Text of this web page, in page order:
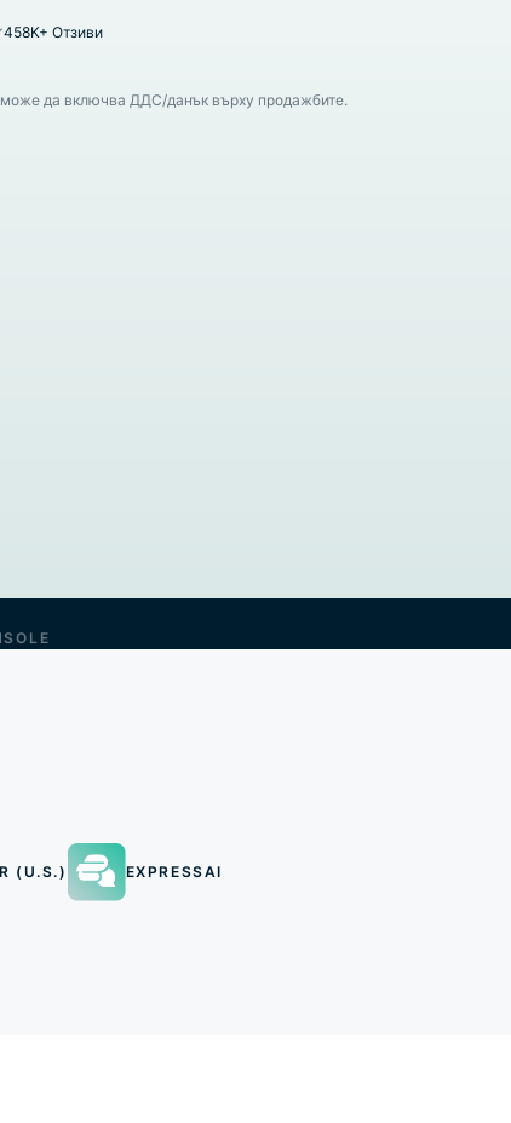
458K+ Отзиви
може да включва ДДС/данък върху продажбите.
(U.S.) EXPRESSAI